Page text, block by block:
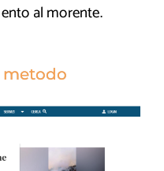
al morente.
metodo